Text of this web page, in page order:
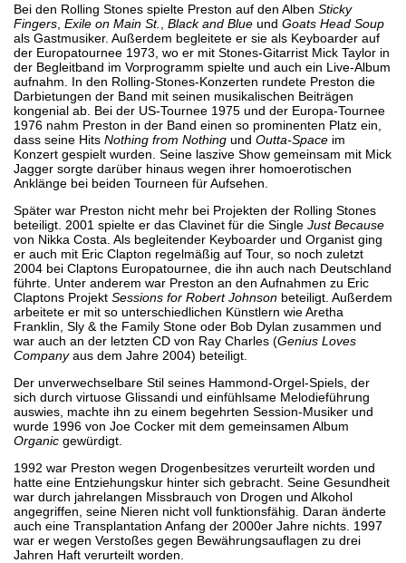
Bei den Rolling Stones spielte Preston auf den Alben Sticky
Fingers Exile on Main St. Black and Blue und Goats Head Soup
als Gastmusiker. Außerdem begleitete er sie als Keyboarder auf
der Europatournee 1973, wo er mit Stones-Gitarrist Mick Taylor in
der Begleitband im Vorprogramm spielte und auch ein Live-Album
aufnahm. In den Rolling-Stones-Konzerten rundete Preston die
Darbietungen der Band mit seinen musikalischen Beiträgen
kongenial ab. Bei der US-Tournee 1975 und der Europa-Tournee
1976 nahm Preston in der Band einen so prominenten Platz ein,
dass seine Hits Nothing from Nothing und Outta-Space im
Konzert gespielt wurden. Seine laszive Show gemeinsam mit Mick
Jagger sorgte darüber hinaus wegen ihrer homoerotischen
Anklänge bei beiden Tourneen für Aufsehen.
Später war Preston nicht mehr bei Projekten der Rolling Stones
beteiligt. 2001 spielte er das Clavinet für die Single Just Because
von Nikka Costa. Als begleitender Keyboarder und Organist ging
er auch mit Eric Clapton regelmäßig auf Tour, so noch zuletzt
2004 bei Claptons Europatournee, die ihn auch nach Deutschland
führte. Unter anderem war Preston an den Aufnahmen zu Eric
Claptons Projekt Sessions for Robert Johnson beteiligt. Außerdem
arbeitete er mit so unterschiedlichen Künstlern wie Aretha
Franklin, Sly & the Family Stone oder Bob Dylan zusammen und
war auch an der letzten CD von Ray Charles (Genius Loves
Companyaus dem Jahre 2004) beteiligt.
Der unverwechselbare Stil seines Hammond-Orgel-Spiels, der
sich durch virtuose Glissandi und einfühlsame Melodieführung
auswies, machte ihn zu einem begehrten Session-Musiker und
wurde 1996 von Joe Cocker mit dem gemeinsamen Album
Organic gewürdigt.
1992 war Preston wegen Drogenbesitzes verurteilt worden und
hatte eine Entziehungskur hinter sich gebracht. Seine Gesundheit
war durch jahrelangen Missbrauch von Drogen und Alkohol
angegriffen, seine Nieren nicht voll funktionsfähig. Daran änderte
auch eine Transplantation Anfang der 2000er Jahre nichts. 1997
war er wegen Verstoßes gegen Bewährungsauflagen zu drei
Jahren Haft verurteilt worden.